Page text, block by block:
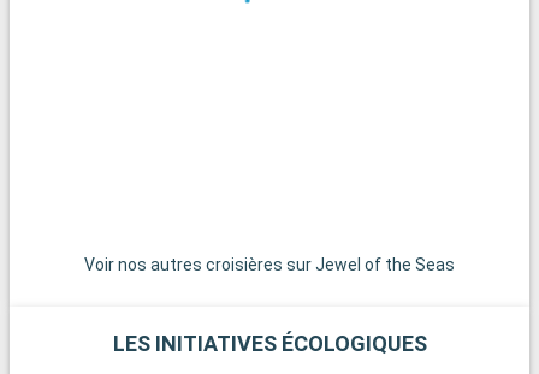
Voir nos autres croisières sur Jewel of the Seas
LES INITIATIVES ÉCOLOGIQUES